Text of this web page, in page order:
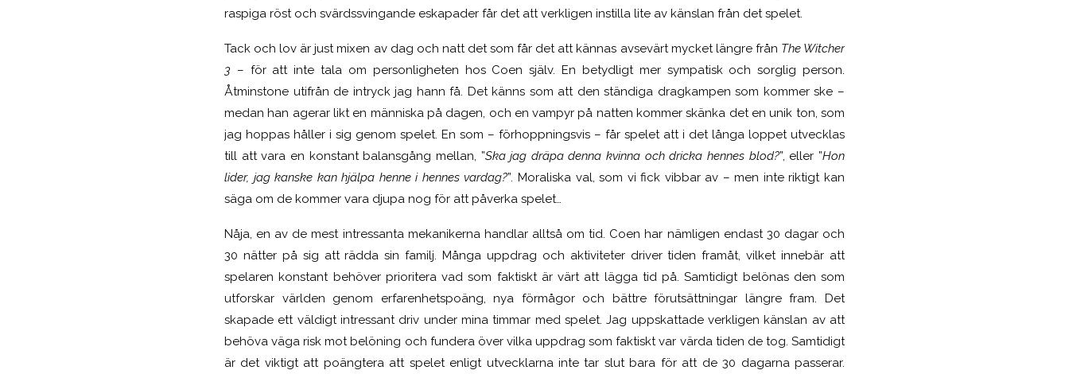
raspiga röst och svärdssvingande eskapader får det att verkligen instilla lite av känslan från det spelet.
Tack och lov är just mixen av dag och natt det som får det att kännas avsevärt mycket längre från The Witcher
3 – för att inte tala om personligheten hos Coen själv. En betydligt mer sympatisk och sorglig person.
Åtminstone utifrån de intryck jag hann få. Det känns som att den ständiga dragkampen som kommer ske –
medan han agerar likt en människa på dagen, och en vampyr på natten kommer skänka det en unik ton, som
jag hoppas håller i sig genom spelet. En som – förhoppningsvis – får spelet att i det långa loppet utvecklas
till att vara en konstant balansgång mellan, ”Ska jag dräpa denna kvinna och dricka hennes blod?”, eller ”Hon
lider, jag kanske kan hjälpa henne i hennes vardag?”. Moraliska val, som vi fick vibbar av – men inte riktigt kan
säga om de kommer vara djupa nog för att påverka spelet…
Nåja, en av de mest intressanta mekanikerna handlar alltså om tid. Coen har nämligen endast 30 dagar och
30 nätter på sig att rädda sin familj. Många uppdrag och aktiviteter driver tiden framåt, vilket innebär att
spelaren konstant behöver prioritera vad som faktiskt är värt att lägga tid på. Samtidigt belönas den som
utforskar världen genom erfarenhetspoäng, nya förmågor och bättre förutsättningar längre fram. Det
skapade ett väldigt intressant driv under mina timmar med spelet. Jag uppskattade verkligen känslan av att
behöva väga risk mot belöning och fundera över vilka uppdrag som faktiskt var värda tiden de tog. Samtidigt
är det viktigt att poängtera att spelet enligt utvecklarna inte tar slut bara för att de 30 dagarna passerar.